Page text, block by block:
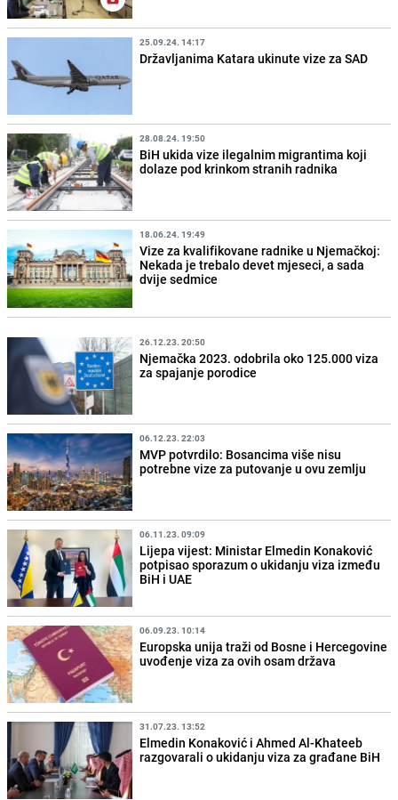
25.09.24. 14:17
Državljanima Katara ukinute vize za SAD
28.08.24. 19:50
BiH ukida vize ilegalnim migrantima koji
dolaze pod krinkom stranih radnika
18.06.24. 19:49
Vize za kvalifikovane radnike u Njemačkoj:
Nekada je trebalo devet mjeseci, a sada
dvije sedmice
26.12.23. 20:50
Njemačka 2023. odobrila oko 125.000 viza
za spajanje porodice
06.12.23. 22:03
MVP potvrdilo: Bosancima više nisu
potrebne vize za putovanje u ovu zemlju
06.11.23. 09:09
Lijepa vijest: Ministar Elmedin Konaković
potpisao sporazum o ukidanju viza između
BiH i UAE
06.09.23. 10:14
Europska unija traži od Bosne i Hercegovine
uvođenje viza za ovih osam država
31.07.23. 13:52
Elmedin Konaković i Ahmed Al-Khateeb
razgovarali o ukidanju viza za građane BiH